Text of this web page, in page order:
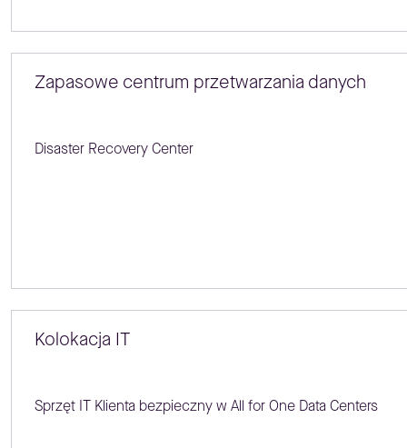
Zapasowe centrum przetwarzania danych
Disaster Recovery Center
Kolokacja IT
Sprzęt IT Klienta bezpieczny w All for One Data Centers